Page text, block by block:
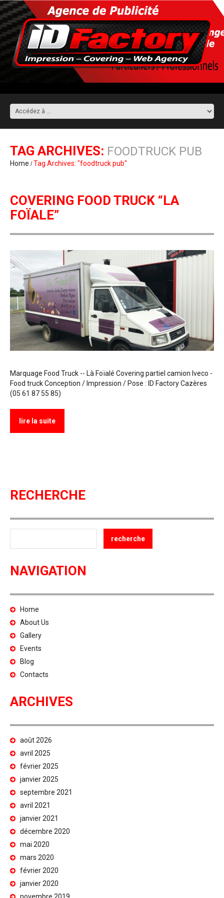
TAG ARCHIVES: FOODTRUCK PUB
Home Tag Archives: "foodtruck pub"
COVERING FOOD TRUCK “LA
FOÏALE”
Marquage Food Truck -- Là Foïalé Covering partiel camion Iveco -
Food truck Conception / Impression / Pose : ID Factory Cazères
(05 61 87 55 85)
lire la suite
RECHERCHE
NAVIGATION
Home
About Us
Gallery
Events
Blog
Contacts
ARCHIVES
août 2026
avril 2025
février 2025
janvier 2025
septembre 2021
avril 2021
janvier 2021
décembre 2020
mai 2020
mars 2020
février 2020
janvier 2020